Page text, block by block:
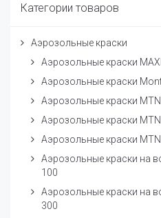
Категории товаров
Аэрозольные краски
Аэрозольные краски
Аэрозольные краски
Аэрозольные краски
Аэрозольные краски
Аэрозольные краски
Аэрозольные краски на
100
Аэрозольные краски на
300